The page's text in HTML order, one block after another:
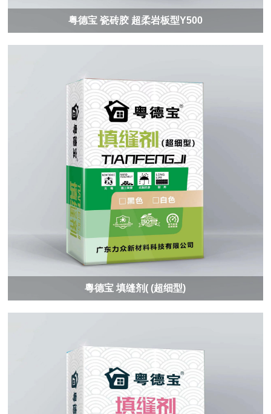
粤德宝 瓷砖胶 超柔岩板型Y500
粵德宝 填缝剂( (超细型)